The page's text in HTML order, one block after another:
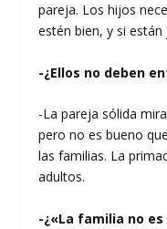
pareja. Los hijos
estén bien, y si
-¿Ellos no deben
-La pareja sólida
pero no es bueno
las familias. La
adultos.
-¿«La familia no